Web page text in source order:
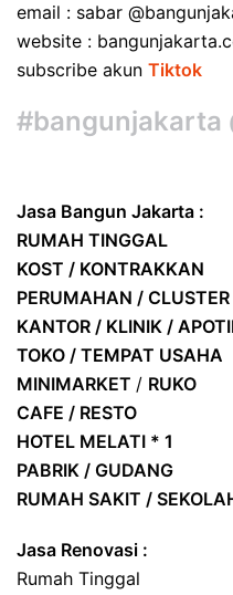
email : sabar
website :
subscribe akun Tiktok
#bangunjakarta
Jasa Bangun Jakarta :
RUMAH TINGGAL
KOST / KONTRAKKAN
PERUMAHAN / CLUSTER
KANTOR / KLINIK /
TOKO / TEMPAT USAHA
MINIMARKET / RUKO
CAFE / RESTO
HOTEL MELATI * 1
PABRIK / GUDANG
RUMAH SAKIT /
Jasa Renovasi :
Rumah Tinggal